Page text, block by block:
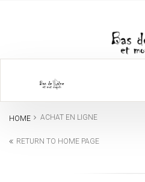
HOME ACHAT EN LIGNE
RETURN TO HOME PAGE